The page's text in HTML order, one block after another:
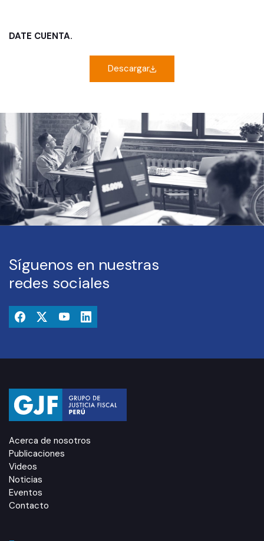
DATE CUENTA.
Descargar
Síguenos en nuestras
redes sociales
Acerca de nosotros
Publicaciones
Videos
Noticias
Eventos
Contacto